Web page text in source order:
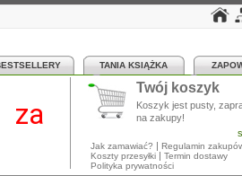
TANIA KSIĄŻKA
za
Twój koszyk
Koszyk jest pusty,
na zakupy!
Jak zamawiać? | Regulamin
Koszty przesyłki | Termin dostawy
Polityka prywatności